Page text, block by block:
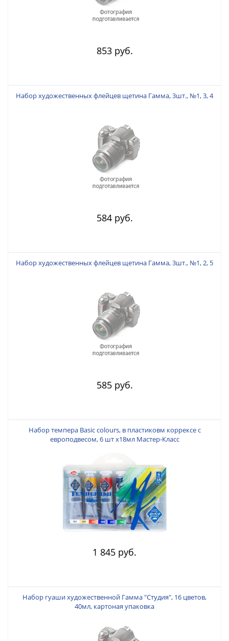
853 руб.
Набор художественных флейцев щетина Гамма, 3шт., №1, 3, 4
584 руб.
Набор художественных флейцев щетина Гамма, 3шт., №1, 2, 5
585 руб.
Набор темпера Basic colours, в пластиковм коррексе с
европодвесом, 6 шт х18мл Мастер-Класс
1 845 руб.
Набор гуаши художественной Гамма "Студия", 16 цветов,
40мл, картоная упаковка